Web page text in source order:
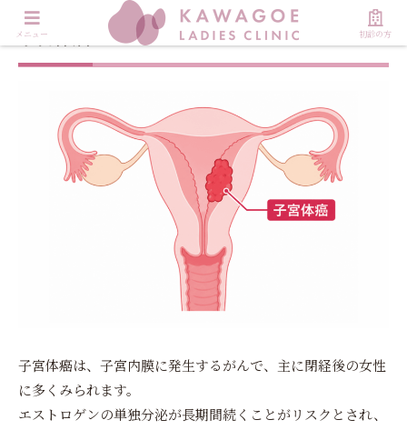
子宮体癌について
子宮体癌は、子宮内膜に発生するがんで、主に閉経後の女性
に多くみられます。
エストロゲンの単独分泌が長期間続くことがリスクとされ、
メニュー 初診の方